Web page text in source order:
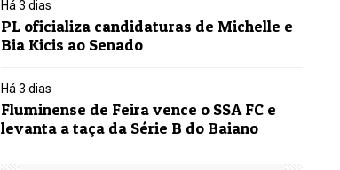
Há 3 dias
PL oficializa candidaturas de Michelle e
Bia Kicis ao Senado
Há 3 dias
Fluminense de Feira vence o SSA FC e
levanta a taça da Série B do Baiano